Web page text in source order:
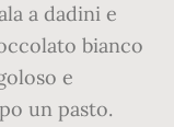
a dadini e
bianco
e
un pasto.